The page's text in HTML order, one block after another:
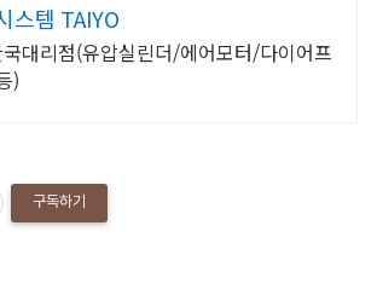
스템 TAIYO
대리점(유압실린더/에어모터/다이어프
)
구독하기